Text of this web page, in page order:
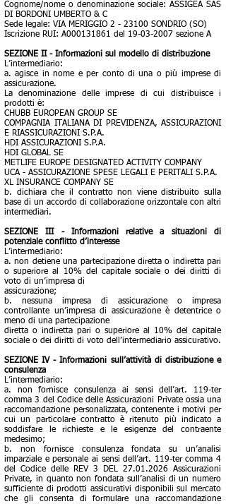
Cognome/nome o denominazione sociale: ASSIGEA SAS
DI BORDONI UMBERTO & C
Sede legale: VIA MERIGGIO 2 - 23100 SONDRIO (SO)
Iscrizione RUI: A000131861 del 19-03-2007 sezione A
SEZIONE II - Informazioni sul modello di distribuzione
L’intermediario:
a. agisce in nome e per conto di una o più imprese di
assicurazione.
La denominazione delle imprese di cui distribuisce i
prodotti è:
CHUBB EUROPEAN GROUP SE
COMPAGNIA ITALIANA DI PREVIDENZA, ASSICURAZIONI
E RIASSICURAZIONI S.P.A.
HDI ASSICURAZIONI S.P.A.
HDI GLOBAL SE
METLIFE EUROPE DESIGNATED ACTIVITY COMPANY
UCA - ASSICURAZIONE SPESE LEGALI E PERITALI S.P.A.
XL INSURANCE COMPANY SE
b. dichiara che il contratto non viene distribuito sulla
base di un accordo di collaborazione orizzontale con altri
intermediari.
SEZIONE III - Informazioni relative a situazioni di
potenziale conflitto d’interesse
L’intermediario:
a. non detiene una partecipazione diretta o indiretta pari
o superiore al 10% del capitale sociale o dei diritti di
voto di un’impresa di
assicurazione;
b. nessuna impresa di assicurazione o impresa
controllante un’impresa di assicurazione è detentrice o
meno di una partecipazione
diretta o indiretta pari o superiore al 10% del capitale
sociale o dei diritti di voto dell’intermediario assicurativo.
SEZIONE IV - Informazioni sull’attività di distribuzione e
consulenza
L’intermediario:
a. non fornisce consulenza ai sensi dell’art. 119-ter
comma 3 del Codice delle Assicurazioni Private ossia una
raccomandazione personalizzata, contenente i motivi per
cui un particolare contratto è ritenuto più indicato a
soddisfare le richieste e le esigenze del contraente
medesimo;
b. non fornisce consulenza fondata su un’analisi
imparziale e personale ai sensi dell’art. 119-ter comma 4
del Codice delle REV 3 DEL 27.01.2026 Assicurazioni
Private, in quanto non fondata sull’analisi di un numero
sufficiente di prodotti assicurativi disponibili sul mercato
che gli consenta di formulare una raccomandazione